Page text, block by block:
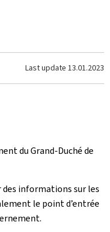
Last update 13.01.2023
du Grand-Duché de
informations sur les
le point d’entrée